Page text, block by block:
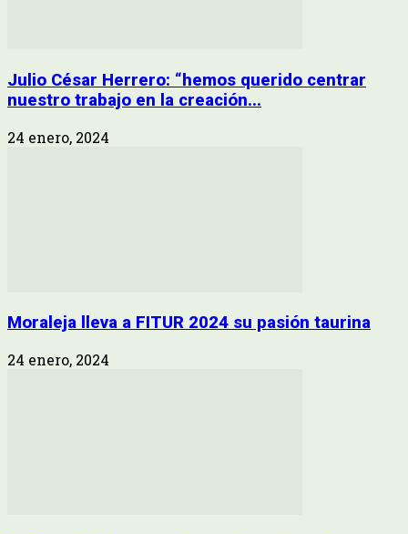
Julio César Herrero: “hemos querido centrar
nuestro trabajo en la creación...
24 enero, 2024
Moraleja lleva a FITUR 2024 su pasión taurina
24 enero, 2024